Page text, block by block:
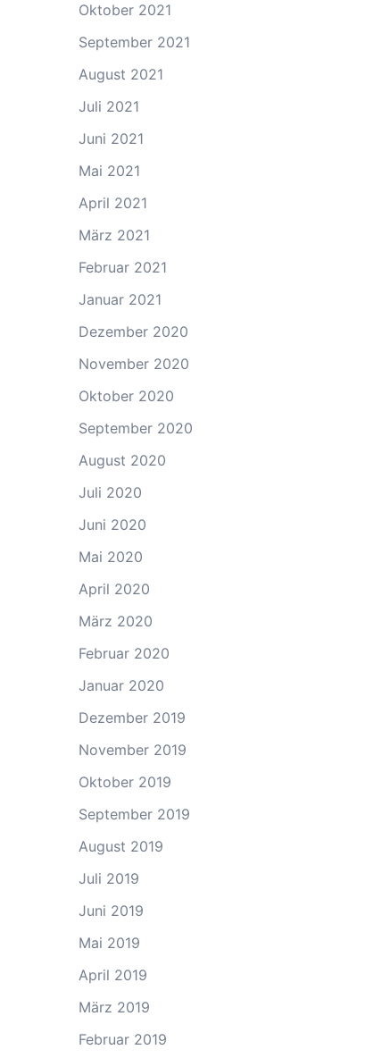
Oktober 2021
September 2021
August 2021
Juli 2021
Juni 2021
Mai 2021
April 2021
März 2021
Februar 2021
Januar 2021
Dezember 2020
November 2020
Oktober 2020
September 2020
August 2020
Juli 2020
Juni 2020
Mai 2020
April 2020
März 2020
Februar 2020
Januar 2020
Dezember 2019
November 2019
Oktober 2019
September 2019
August 2019
Juli 2019
Juni 2019
Mai 2019
April 2019
März 2019
Februar 2019